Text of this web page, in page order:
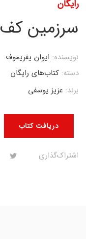
رایگان
سرزمین کف
دریافت کتاب
نویسنده: ایوان یفریموف
دسته: کتاب‌های رایگان
برند: عزیز یوسفی
اشتراک‌گذاری